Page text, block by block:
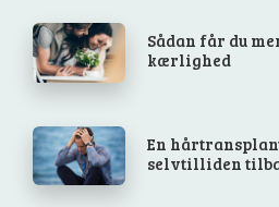
Sådan får du
kærlighed
En
selvtilliden